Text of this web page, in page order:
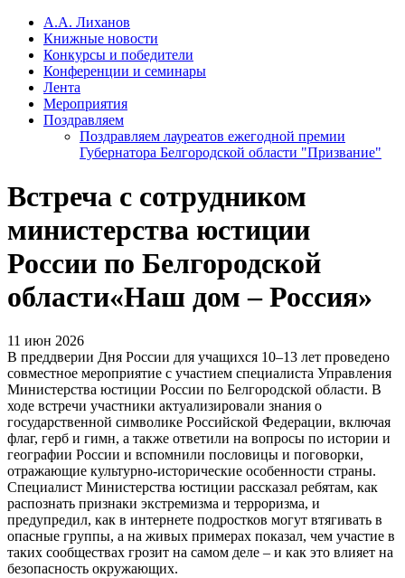
А.А. Лиханов
Книжные новости
Конкурсы и победители
Конференции и семинары
Лента
Мероприятия
Поздравляем
Поздравляем лауреатов ежегодной премии
Губернатора Белгородской области "Призвание"
Встреча с сотрудником
министерства юстиции
России по Белгородской
области«Наш дом – Россия»
11 июн 2026
В преддверии Дня России для учащихся 10–13 лет проведено
совместное мероприятие с участием специалиста Управления
Министерства юстиции России по Белгородской области. В
ходе встречи участники актуализировали знания о
государственной символике Российской Федерации, включая
флаг, герб и гимн, а также ответили на вопросы по истории и
географии России и вспомнили пословицы и поговорки,
отражающие культурно-исторические особенности страны.
Специалист Министерства юстиции рассказал ребятам, как
распознать признаки экстремизма и терроризма, и
предупредил, как в интернете подростков могут втягивать в
опасные группы, а на живых примерах показал, чем участие в
таких сообществах грозит на самом деле – и как это влияет на
безопасность окружающих.